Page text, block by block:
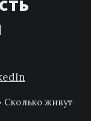
Сколько живут